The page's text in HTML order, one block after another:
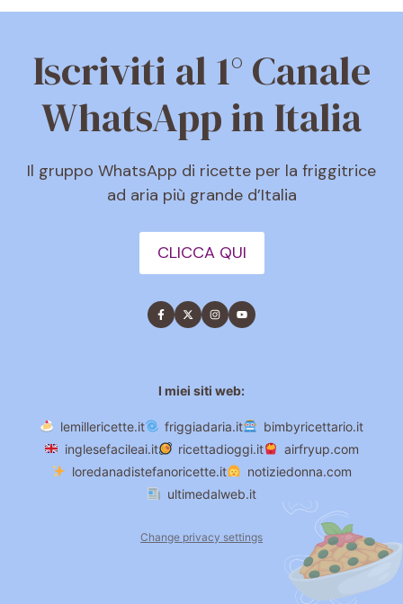
Iscriviti al 1° Canale
WhatsApp in Italia
Il gruppo WhatsApp di ricette per la friggitrice
ad aria più grande d’Italia
CLICCA QUI
I miei siti web:
lemillericette.it friggiadaria.it
bimbyricettario.it
inglesefacileai.it
ricettadioggi.it
airfryup.com
loredanadistefanoricette.it
notiziedonna.com
ultimedalweb.it
Change privacy settings